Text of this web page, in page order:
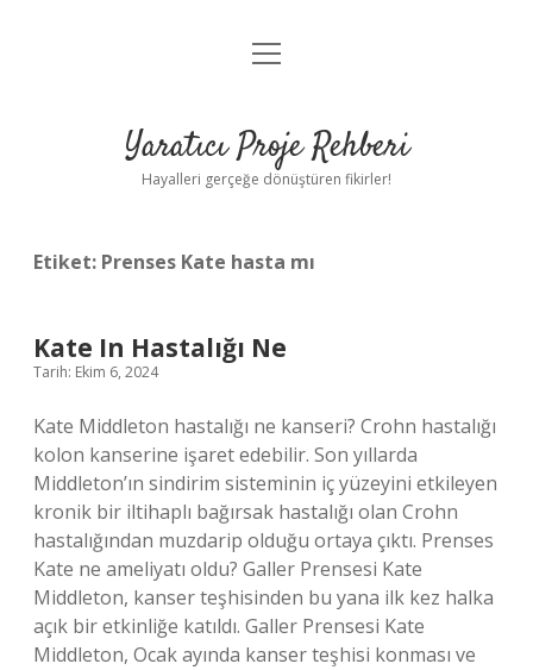
Anasayfa
Yasal Uyarı
menüyü
Yaratıcı Proje Rehberi
Hayalleri gerçeğe dönüştüren fikirler!
Etiket: Prenses Kate hasta mı
Kate In Hastalığı Ne
Tarih: Ekim 6, 2024
Kate Middleton hastalığı ne kanseri? Crohn hastalığı
kolon kanserine işaret edebilir. Son yıllarda
Middleton’ın sindirim sisteminin iç yüzeyini etkileyen
kronik bir iltihaplı bağırsak hastalığı olan Crohn
hastalığından muzdarip olduğu ortaya çıktı. Prenses
Kate ne ameliyatı oldu? Galler Prensesi Kate
Middleton, kanser teşhisinden bu yana ilk kez halka
açık bir etkinliğe katıldı. Galler Prensesi Kate
Middleton, Ocak ayında kanser teşhisi konması ve